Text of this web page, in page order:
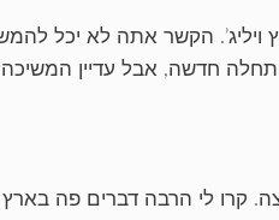
ויליג’. הקשר אתה לא יכל
חדשה, אבל עדיין
קרו לי הרבה דברים פה בארץ